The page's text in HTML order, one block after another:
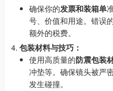
确保你的发票和装箱单
号、价值和用途。错误
额外的税费。
包装材料与技巧：
使用高质量的防震包装
冲垫等。确保镜头被严
发生碰撞。